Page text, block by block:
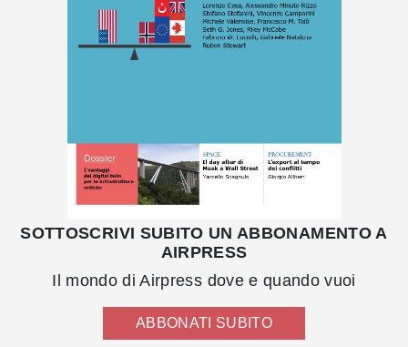
SOTTOSCRIVI SUBITO UN ABBONAMENTO A
AIRPRESS
Il mondo di Airpress dove e quando vuoi
ABBONATI SUBITO